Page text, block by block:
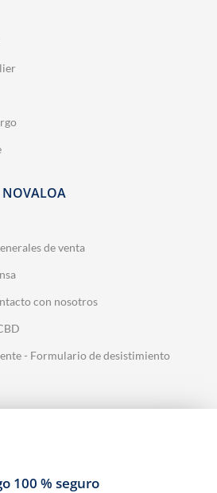
NOVALOA
de venta
con nosotros
- Formulario de desistimiento
100 % seguro